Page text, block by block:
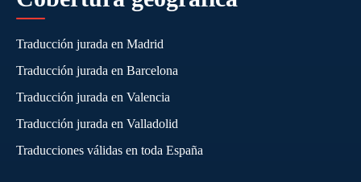
Traducción jurada en Madrid
Traducción jurada en Barcelona
Traducción jurada en Valencia
Traducción jurada en Valladolid
Traducciones válidas en toda España